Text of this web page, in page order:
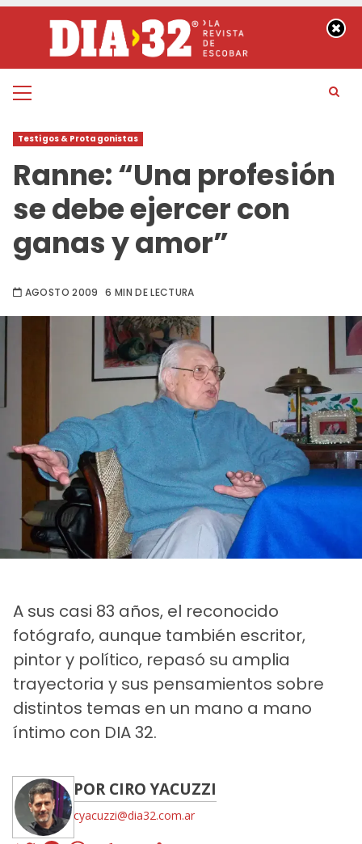
contenido
Menú
Testigos & Protagonistas
Ranne: “Una profesión
se debe ejercer con
ganas y amor”
AGOSTO 2009 6 MIN DE LECTURA
A sus casi 83 años, el reconocido
fotógrafo, aunque también escritor,
pintor y político, repasó su amplia
trayectoria y sus pensamientos sobre
distintos temas en un mano a mano
íntimo con DIA 32.
POR CIRO YACUZZI
cyacuzzi@dia32.com.ar